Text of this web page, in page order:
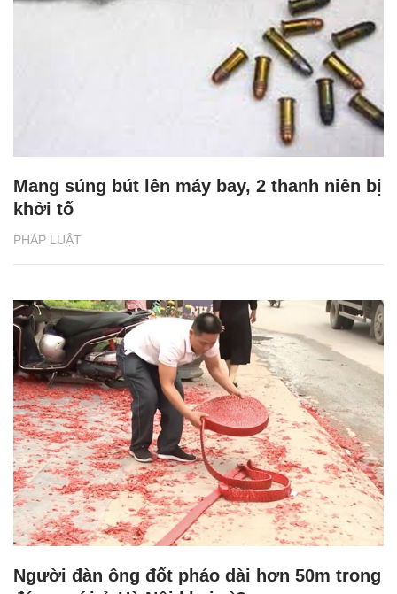
PHÁP LUẬT
Mang súng bút lên máy bay, 2 thanh niên bị
khởi tố
Người đàn ông đốt pháo dài hơn 50m trong